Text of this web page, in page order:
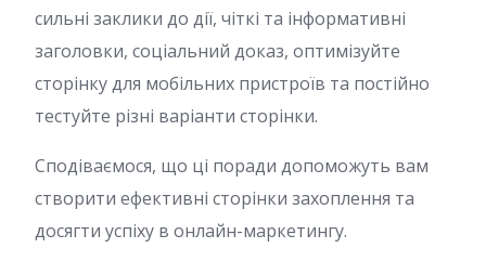
сильні заклики до дії, чіткі та інформативні
заголовки, соціальний доказ, оптимізуйте
сторінку для мобільних пристроїв та постійно
тестуйте різні варіанти сторінки.
Сподіваємося, що ці поради допоможуть вам
створити ефективні сторінки захоплення та
досягти успіху в онлайн-маркетингу.